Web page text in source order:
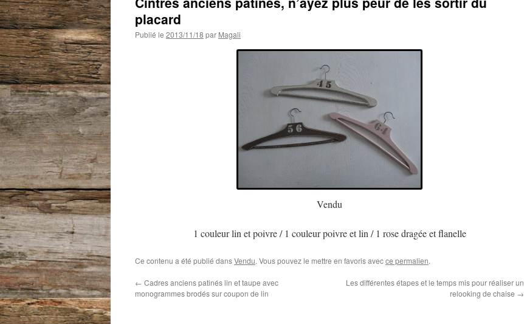
placard
Publié le 2013/11/18 par Magali
Vendu
1 couleur lin et poivre / 1 couleur poivre et lin / 1 rose dragée et flanelle
Ce contenu a été publié dansVendu. Vous pouvez le mettre en favoris avecce permalien.
← Cadres anciens patinés lin et taupe avec
monogrammes brodés sur coupon de lin
Les différentes étapes et le temps mis pour réaliser un
relooking de chaise →